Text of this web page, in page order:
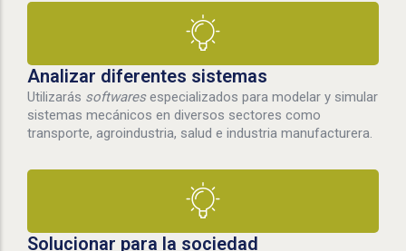
Analizar diferentes sistemas
Utilizarás softwaresespecializados para modelar y simular
sistemas mecánicos en diversos sectores como
transporte, agroindustria, salud e industria manufacturera.
Solucionar para la sociedad